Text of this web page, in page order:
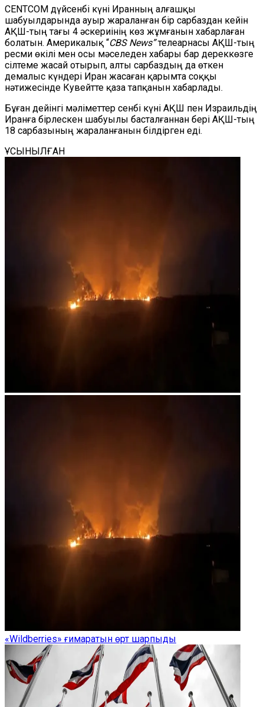
CENTCOM дүйсенбі күні Иранның алғашқы
шабуылдарында ауыр жараланған бір сарбаздан кейін
АҚШ-тың тағы 4 әскериінің көз жұмғанын хабарлаған
болатын. Америкалық “CBS News”телеарнасы АҚШ-тың
ресми өкілі мен осы мәселеден хабары бар дереккөзге
сілтеме жасай отырып, алты сарбаздың да өткен
демалыс күндері Иран жасаған қарымта соққы
нәтижесінде Кувейтте қаза тапқанын хабарлады.
Бұған дейінгі мәліметтер сенбі күні АҚШ пен Израильдің
Иранға бірлескен шабуылы басталғаннан бері АҚШ-тың
18 сарбазының жараланғанын білдірген еді.
ҰСЫНЫЛҒАН
«Wildberries» ғимаратын өрт шарпыды